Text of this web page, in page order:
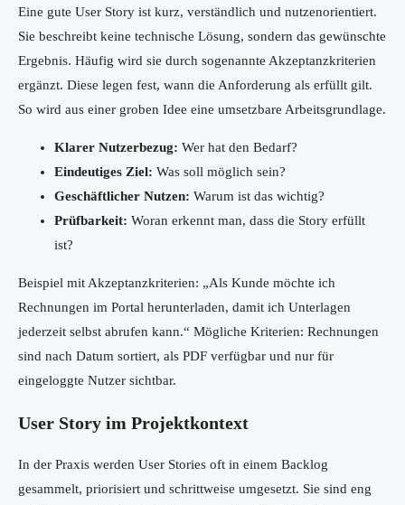
Eine gute User Story ist kurz, verständlich und nutzenorientiert.
Sie beschreibt keine technische Lösung, sondern das gewünschte
Ergebnis. Häufig wird sie durch sogenannte Akzeptanzkriterien
ergänzt. Diese legen fest, wann die Anforderung als erfüllt gilt.
So wird aus einer groben Idee eine umsetzbare Arbeitsgrundlage.
Klarer Nutzerbezug: Wer hat den Bedarf?
Eindeutiges Ziel: Was soll möglich sein?
Geschäftlicher Nutzen: Warum ist das wichtig?
Prüfbarkeit: Woran erkennt man, dass die Story erfüllt
ist?
Beispiel mit Akzeptanzkriterien: „Als Kunde möchte ich
Rechnungen im Portal herunterladen, damit ich Unterlagen
jederzeit selbst abrufen kann.“ Mögliche Kriterien: Rechnungen
sind nach Datum sortiert, als PDF verfügbar und nur für
eingeloggte Nutzer sichtbar.
User Story im Projektkontext
In der Praxis werden User Stories oft in einem Backlog
gesammelt, priorisiert und schrittweise umgesetzt. Sie sind eng